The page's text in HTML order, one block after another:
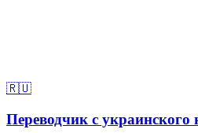
🇷🇺
Переводчик с украинского